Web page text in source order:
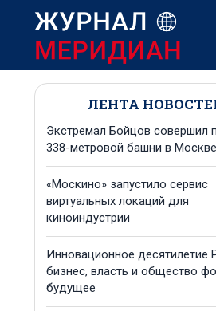
ЛЕНТА
Экстремал Бойцов совершил
338-метровой башни в Москве
«Москино» запустило сервис
виртуальных локаций для
киноиндустрии
Инновационное десятилетие
бизнес, власть и общество
будущее